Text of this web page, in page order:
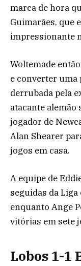
marca de hora
Guimarães, que
impressionante
Woltemade
e converter uma
derrubada pela
atacante
jogador de
Alan Shearer
jogos em casa.
A equipe de
seguidas da
enquanto Ange
vitórias em sete
Lobos 1-1